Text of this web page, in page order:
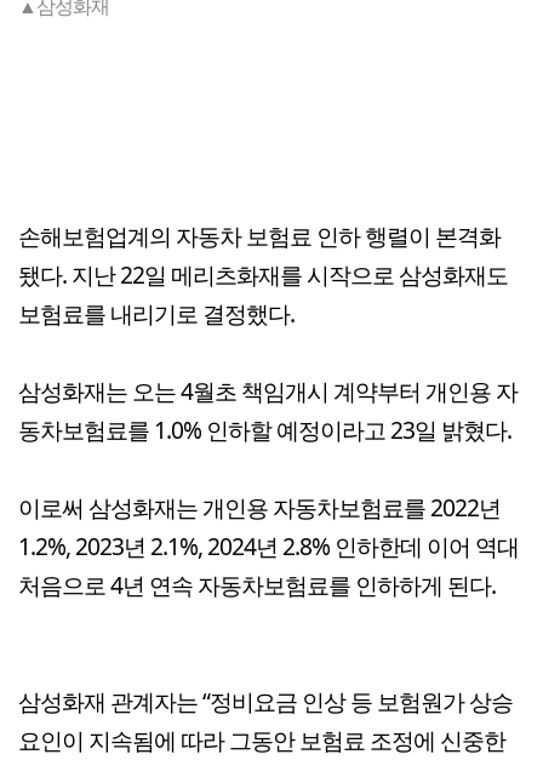
▲삼성화재
손해보험업계의 자동차 보험료 인하 행렬이 본격화
됐다. 지난 22일 메리츠화재를 시작으로 삼성화재도
보험료를 내리기로 결정했다.
삼성화재는 오는 4월초 책임개시 계약부터 개인용 자
동차보험료를 1.0% 인하할 예정이라고 23일 밝혔다.
이로써 삼성화재는 개인용 자동차보험료를 2022년
1.2%, 2023년 2.1%, 2024년 2.8% 인하한데 이어 역대
처음으로 4년 연속 자동차보험료를 인하하게 된다.
삼성화재 관계자는 “정비요금 인상 등 보험원가 상승
요인이 지속됨에 따라 그동안 보험료 조정에 신중한